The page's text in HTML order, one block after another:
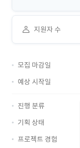
지원자 수
모집 마감일
예상 시작일
진행 분류
기획 상태
프로젝트 경험